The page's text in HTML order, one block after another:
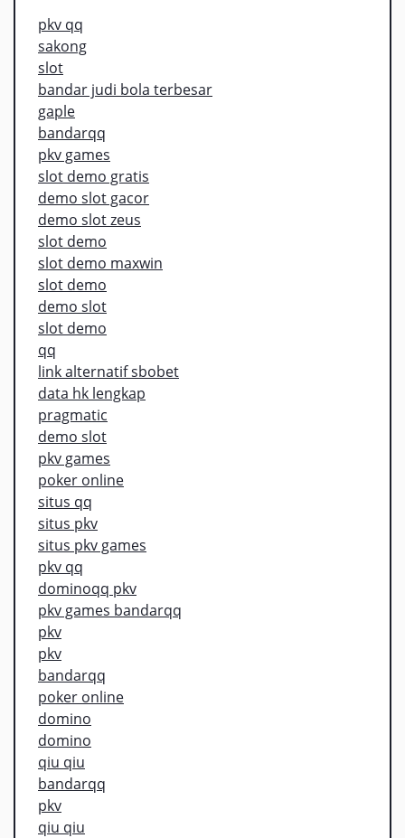
pkv qq
sakong
slot
bandar judi bola terbesar
gaple
bandarqq
pkv games
slot demo gratis
demo slot gacor
demo slot zeus
slot demo
slot demo maxwin
slot demo
demo slot
slot demo
qq
link alternatif sbobet
data hk lengkap
pragmatic
demo slot
pkv games
poker online
situs qq
situs pkv
situs pkv games
pkv qq
dominoqq pkv
pkv games bandarqq
pkv
pkv
bandarqq
poker online
domino
domino
qiu qiu
bandarqq
pkv
qiu qiu